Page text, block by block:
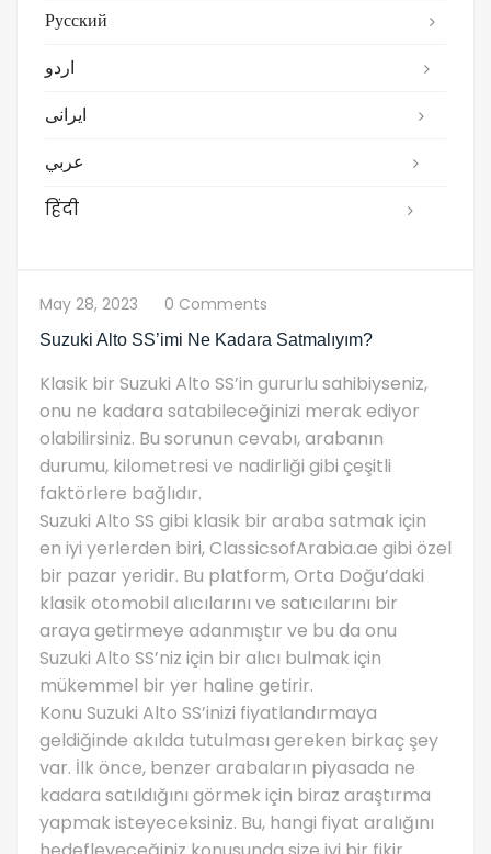
Русский
اردو
ایرانی
عربي
हिंदी
May 28, 2023 0 Comments
Suzuki Alto SS’imi Ne Kadara Satmalıyım?
Klasik bir Suzuki Alto SS’in gururlu sahibiyseniz,
onu ne kadara satabileceğinizi merak ediyor
olabilirsiniz. Bu sorunun cevabı, arabanın
durumu, kilometresi ve nadirliği gibi çeşitli
faktörlere bağlıdır.
Suzuki Alto SS gibi klasik bir araba satmak için
en iyi yerlerden biri, ClassicsofArabia.ae gibi özel
bir pazar yeridir. Bu platform, Orta Doğu’daki
klasik otomobil alıcılarını ve satıcılarını bir
araya getirmeye adanmıştır ve bu da onu
Suzuki Alto SS’niz için bir alıcı bulmak için
mükemmel bir yer haline getirir.
Konu Suzuki Alto SS’inizi fiyatlandırmaya
geldiğinde akılda tutulması gereken birkaç şey
var. İlk önce, benzer arabaların piyasada ne
kadara satıldığını görmek için biraz araştırma
yapmak isteyeceksiniz. Bu, hangi fiyat aralığını